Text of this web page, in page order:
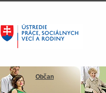
Občan